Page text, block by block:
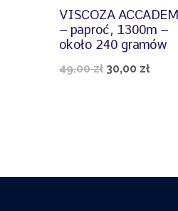
VISCOZA
– paproć, 1300m –
około 240 gramów
49,00zł Pierwotna
30,00 zł